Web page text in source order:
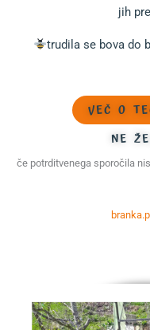
jih
trudila se bova do
VEČ O
NE
če potrditvenega sporočila